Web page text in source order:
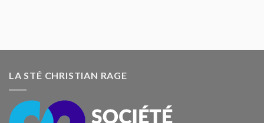
LA STÉ CHRISTIAN RAGE